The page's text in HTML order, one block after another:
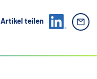
Artikel teilen